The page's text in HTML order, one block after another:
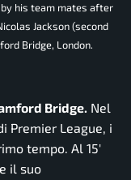
his team mates after
Jackson (second
Bridge, London.
Bridge. Nel
Premier League, i
tempo. Al 15′
il suo